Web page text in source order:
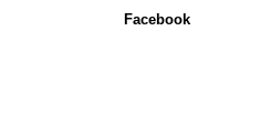
Facebook